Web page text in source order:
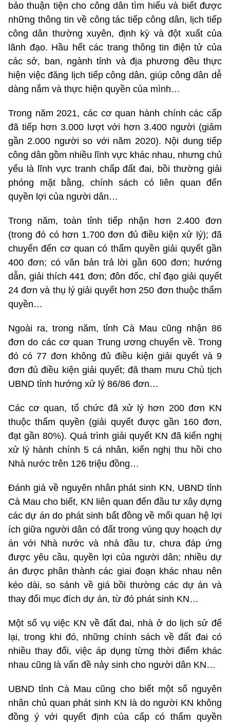
bảo thuận tiện cho công dân tìm hiểu và biết được
những thông tin về công tác tiếp công dân, lịch tiếp
công dân thường xuyên, định kỳ và đột xuất của
lãnh đạo. Hầu hết các trang thông tin điện tử của
các sở, ban, ngành tỉnh và địa phương đều thực
hiện việc đăng lịch tiếp công dân, giúp công dân dễ
dàng nắm và thực hiện quyền của mình…
Trong năm 2021, các cơ quan hành chính các cấp
đã tiếp hơn 3.000 lượt với hơn 3.400 người (giảm
gần 2.000 người so với năm 2020). Nội dung tiếp
công dân gồm nhiều lĩnh vực khác nhau, nhưng chủ
yếu là lĩnh vực tranh chấp đất đai, bồi thường giải
phóng mặt bằng, chính sách có liên quan đến
quyền lợi của người dân…
Trong năm, toàn tỉnh tiếp nhận hơn 2.400 đơn
(trong đó có hơn 1.700 đơn đủ điều kiện xử lý); đã
chuyển đến cơ quan có thẩm quyền giải quyết gần
400 đơn; có văn bản trả lời gần 600 đơn; hướng
dẫn, giải thích 441 đơn; đôn đốc, chỉ đạo giải quyết
24 đơn và thụ lý giải quyết hơn 250 đơn thuộc thẩm
quyền…
Ngoài ra, trong năm, tỉnh Cà Mau cũng nhận 86
đơn do các cơ quan Trung ương chuyển về. Trong
đó có 77 đơn không đủ điều kiện giải quyết và 9
đơn đủ điều kiện giải quyết; đã tham mưu Chủ tịch
UBND tỉnh hướng xử lý 86/86 đơn…
Các cơ quan, tổ chức đã xử lý hơn 200 đơn KN
thuộc thẩm quyền (giải quyết được gần 160 đơn,
đạt gần 80%). Quá trình giải quyết KN đã kiến nghị
xử lý hành chính 5 cá nhân, kiến nghị thu hồi cho
Nhà nước trên 126 triệu đồng…
Đánh giá về nguyên nhân phát sinh KN, UBND tỉnh
Cà Mau cho biết, KN liên quan đến đầu tư xây dựng
các dự án do phát sinh bất đồng về mối quan hệ lợi
ích giữa người dân có đất trong vùng quy hoạch dự
án với Nhà nước và nhà đầu tư, chưa đáp ứng
được yêu cầu, quyền lợi của người dân; nhiều dự
án được phân thành các giai đoạn khác nhau nên
kéo dài, so sánh về giá bồi thường các dự án và
thay đổi mục đích dự án, từ đó phát sinh KN…
Một số vụ việc KN về đất đai, nhà ở do lịch sử để
lại, trong khi đó, những chính sách về đất đai có
nhiều thay đổi, việc áp dụng từng thời điểm khác
nhau cũng là vấn đề nảy sinh cho người dân KN…
UBND tỉnh Cà Mau cũng cho biết một số nguyên
nhân chủ quan phát sinh KN là do người KN không
đồng ý với quyết định của cấp có thẩm quyền